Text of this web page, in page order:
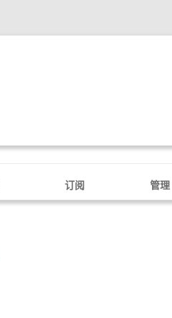
订阅 管理